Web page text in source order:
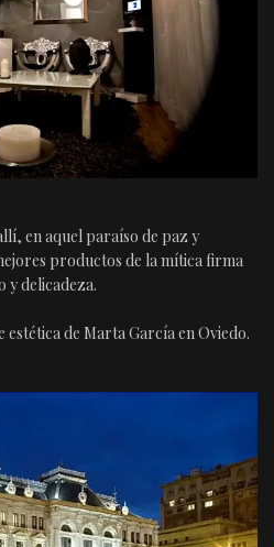
en aquel paraíso de paz y
productos de la mítica firma
y delicadeza.
de Marta García en Oviedo.